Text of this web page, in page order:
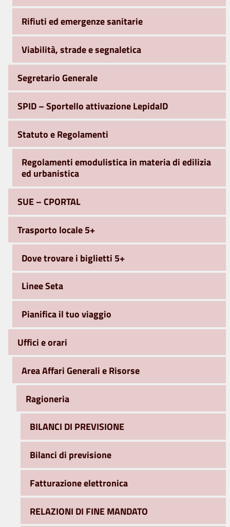
Rifiuti ed emergenze sanitarie
Viabilità, strade e segnaletica
Segretario Generale
SPID – Sportello attivazione LepidaID
Statuto e Regolamenti
Regolamenti emodulistica in materia di edilizia
ed urbanistica
SUE – CPORTAL
Trasporto locale 5+
Dove trovare i biglietti 5+
Linee Seta
Pianifica il tuo viaggio
Uffici e orari
Area Affari Generali e Risorse
Ragioneria
BILANCI DI PREVISIONE
Bilanci di previsione
Fatturazione elettronica
RELAZIONI DI FINE MANDATO